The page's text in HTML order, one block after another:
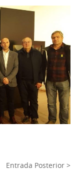
Entrada Posterior >